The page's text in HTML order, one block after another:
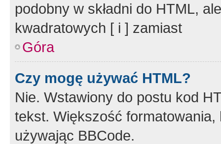
podobny w składni do HTML,
kwadratowych [ i ] zamiast
Góra
Czy mogę używać HTML?
Nie. Wstawiony do postu kod
tekst. Większość
używając BBCode.